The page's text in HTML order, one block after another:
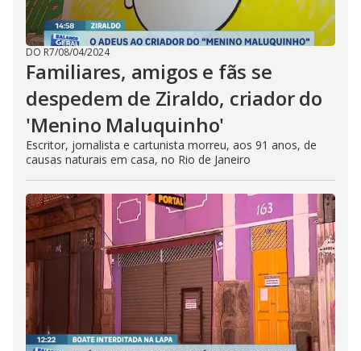
DO R7/08/04/2024
Familiares, amigos e fãs se
despedem de Ziraldo, criador do
'Menino Maluquinho'
Escritor, jornalista e cartunista morreu, aos 91 anos, de
causas naturais em casa, no Rio de Janeiro